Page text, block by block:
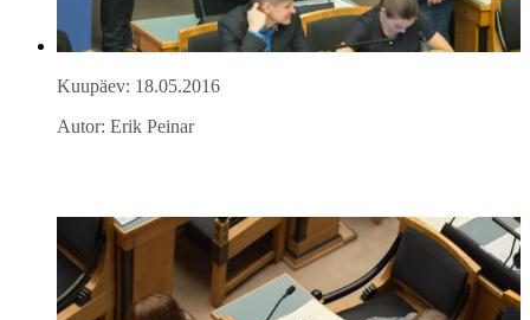
Kuupäev: 18.05.2016
Autor: Erik Peinar